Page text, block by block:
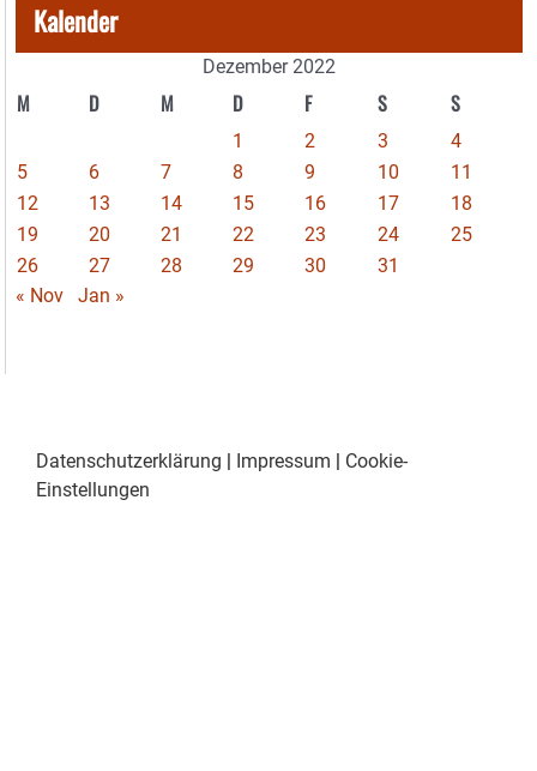
Kalender
Dezember 2022
M D M D F S S
1 2 3
4
5
6 7 8 9 10
11
12
13 14 15 16 17
18
19
20 21 22 23 24
25
26
27 28 29 30
31
« Nov
Jan »
Datenschutzerklärung Impressum
Cookie-
Einstellungen